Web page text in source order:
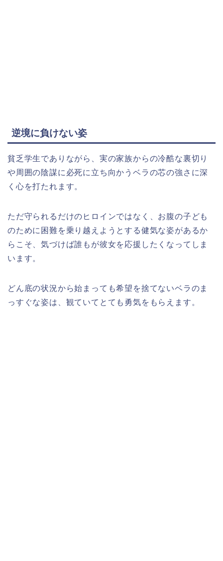
逆境に負けない姿
貧乏学生でありながら、実の家族からの冷酷な裏切り
や周囲の陰謀に必死に立ち向かうベラの芯の強さに深
く心を打たれます。
ただ守られるだけのヒロインではなく、お腹の子ども
のために困難を乗り越えようとする健気な姿があるか
らこそ、気づけば誰もが彼女を応援したくなってしま
います。
どん底の状況から始まっても希望を捨てないベラのま
っすぐな姿は、観ていてとても勇気をもらえます。